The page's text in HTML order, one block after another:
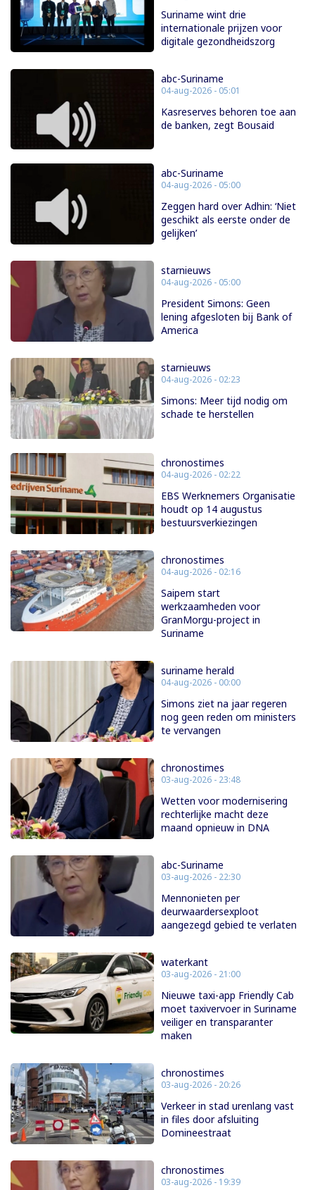
Suriname wint drie
internationale prijzen voor
digitale gezondheidszorg
abc-Suriname
04-aug-2026 - 05:01
Kasreserves behoren toe aan
de banken, zegt Bousaid
abc-Suriname
04-aug-2026 - 05:00
Zeggen hard over Adhin: ‘Niet
geschikt als eerste onder de
gelijken’
starnieuws
04-aug-2026 - 05:00
President Simons: Geen
lening afgesloten bij Bank of
America
starnieuws
04-aug-2026 - 02:23
Simons: Meer tijd nodig om
schade te herstellen
chronostimes
04-aug-2026 - 02:22
EBS Werknemers Organisatie
houdt op 14 augustus
bestuursverkiezingen
chronostimes
04-aug-2026 - 02:16
Saipem start
werkzaamheden voor
GranMorgu-project in
Suriname
suriname herald
04-aug-2026 - 00:00
Simons ziet na jaar regeren
nog geen reden om ministers
te vervangen
chronostimes
03-aug-2026 - 23:48
Wetten voor modernisering
rechterlijke macht deze
maand opnieuw in DNA
abc-Suriname
03-aug-2026 - 22:30
Mennonieten per
deurwaardersexploot
aangezegd gebied te verlaten
waterkant
03-aug-2026 - 21:00
Nieuwe taxi-app Friendly Cab
moet taxivervoer in Suriname
veiliger en transparanter
maken
chronostimes
03-aug-2026 - 20:26
Verkeer in stad urenlang vast
in files door afsluiting
Domineestraat
chronostimes
03-aug-2026 - 19:39